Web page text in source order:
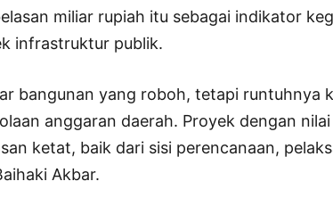
miliar rupiah itu sebagai indikator
infrastruktur publik.
bangunan yang roboh, tetapi runtuhnya
anggaran daerah. Proyek dengan
ketat, baik dari sisi perencanaan,
Akbar.